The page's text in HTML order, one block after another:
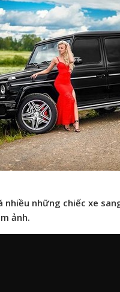
nhiều những chiếc xe
ảnh.